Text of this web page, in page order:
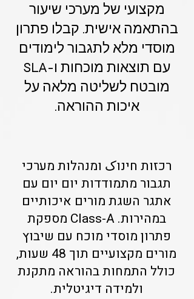
מקצועי של מערכי שיעור
בהתאמה אישית. קבלו פתרון
מוסדי מלא לתגבור לימודים
עם תוצאות מוכחות ו-SLA
מובטח לשליטה מלאה על
איכות ההוראה.
רכזות חינוک ומנהלות מערכי
תגבור מתמודדות יום יום עם
אתגר השגת מורים איכותיים
במהירות. Class-A מספקת
פתרון מוסדי מוכח עם שיבוץ
מורים מקצועיים תוך 48 שעות,
כולל התמחות בהוראה מתקנת
ולמידה דיגיטלית.